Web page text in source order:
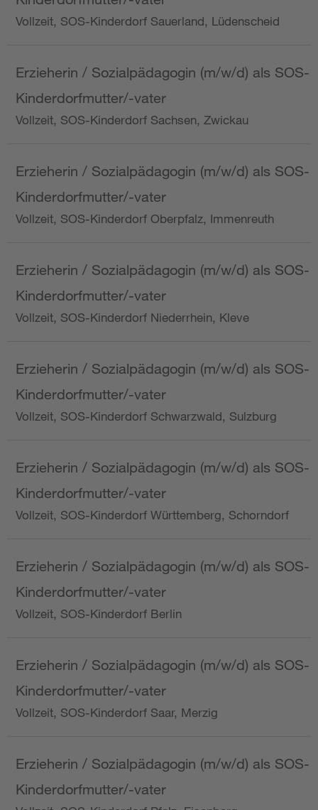
Vollzeit, SOS-Kinderdorf Sauerland, Lüdenscheid
Erzieherin / Sozialpädagogin (m/w/d) als SOS-
Kinderdorfmutter/-vater
Vollzeit, SOS-Kinderdorf Sachsen, Zwickau
Erzieherin / Sozialpädagogin (m/w/d) als SOS-
Kinderdorfmutter/-vater
Vollzeit, SOS-Kinderdorf Oberpfalz, Immenreuth
Erzieherin / Sozialpädagogin (m/w/d) als SOS-
Kinderdorfmutter/-vater
Vollzeit, SOS-Kinderdorf Niederrhein, Kleve
Erzieherin / Sozialpädagogin (m/w/d) als SOS-
Kinderdorfmutter/-vater
Vollzeit, SOS-Kinderdorf Schwarzwald, Sulzburg
Erzieherin / Sozialpädagogin (m/w/d) als SOS-
Kinderdorfmutter/-vater
Vollzeit, SOS-Kinderdorf Württemberg, Schorndorf
Erzieherin / Sozialpädagogin (m/w/d) als SOS-
Kinderdorfmutter/-vater
Vollzeit, SOS-Kinderdorf Berlin
Erzieherin / Sozialpädagogin (m/w/d) als SOS-
Kinderdorfmutter/-vater
Vollzeit, SOS-Kinderdorf Saar, Merzig
Erzieherin / Sozialpädagogin (m/w/d) als SOS-
Kinderdorfmutter/-vater